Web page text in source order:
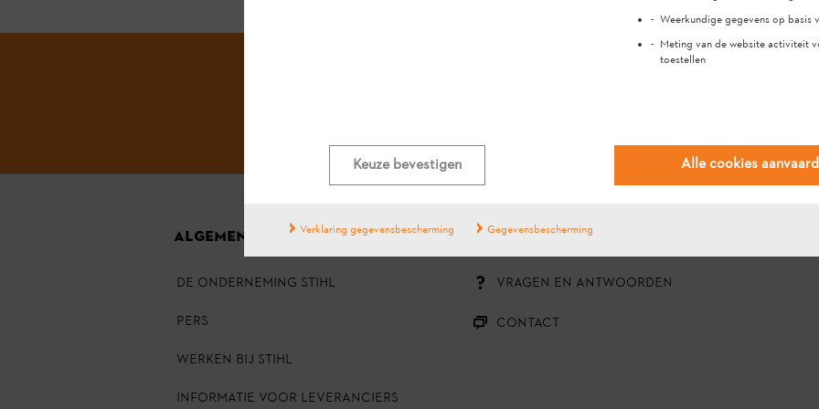
ALGEMENE INFORMATIE
DE ONDERNEMING STIHL
PERS
Werken bij STIHL
INFORMATIE VOOR LEVERANCIERS
VRAGEN?
VRAGEN EN ANTWOORDEN
CONTACT
Weerkundige gegevens op basis
Meting van de website activiteit
toestellen
Keuze bevestigen Alle cookies
Verklaring gegevensbescherming Gegevensbescherming